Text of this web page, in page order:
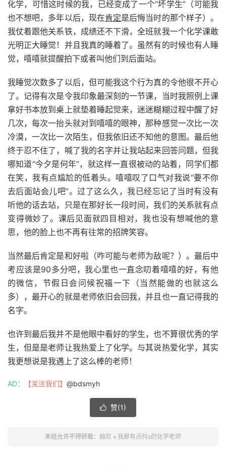
化学，可惜这时候的我，已经变成了一个“坏学生”（可能我
也不想吧，多年以后，现在肯定是后悔当时的那个样子）。
我仗着跟他关系铁，成绩还不下滑，全班就我一个化学课敢
光明正大睡觉！并且我真的睡着了。虽然有的时候也有人睡
觉，嘻嘻就提醒拍下或者叫他们到后面站。
我睡觉次数多了以后，但可能我这个行为真的令他很不开心
了。记得有次是令我印象最深刻的一节课，当时我照例上课
拿好书本放到桌上就垫着睡起觉来，迷迷糊糊过程中醒了好
几次，每次一抬头就对到嘻嘻的眼神，那种感觉一次比一次
冷漠，一次比一次陌生，但我依旧还不知他的意图。最后他
终于忍不住了，喊了我的名字并让我站起来回答问题，但我
哪知道“今夕是何年”，就这样一直很被动的站着，同学们都
在笑，我有点尴尬的低着头。嘻嘻叹了口气对我说“要不你
去后面站会儿吧”。过了这么久，我已经忘记了当时有没有
听他的话去站，只是在那好长一段时间，我们的关系就有点
变得微妙了。课后见面就四目相对，我也没有想喊他的意
思，他的脸上也不再有往常的招牌笑容。
当然最后肯定是和好啦（咋可能与老师为敌呢？）。最后中
考应该是90多分吧，我心里也一直念叨着嘻嘻的好，有他
的微信，节假日会问候祝福一下（当然能做的也就这么
多），最开心的就是老师依旧会回我，并且也一直记得我的
名字。
也许到最后我并不是他眼中看好的学生，也不算很优秀的学
生，但是是老师让我热爱上了化学。与其说热爱化学，其实
我更想说是我遇上了这么棒的老师！
AD： 【关注我们】 @bdsmyh
 赞(1)
未经允许不得转载： 瘾欢 » 我那有点抖s的化学老师